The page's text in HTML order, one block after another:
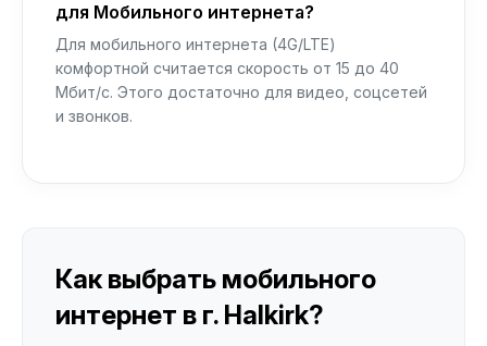
для Мобильного интернета?
Для мобильного интернета (4G/LTE)
комфортной считается скорость от 15 до 40
Мбит/с. Этого достаточно для видео, соцсетей
и звонков.
Как выбрать мобильного
интернет в г. Halkirk?